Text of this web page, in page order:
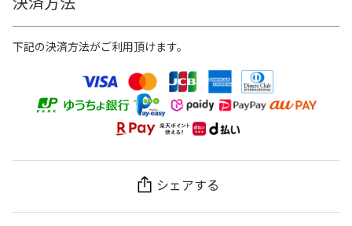
下記の決済方法がご利用頂けます。
シェアする